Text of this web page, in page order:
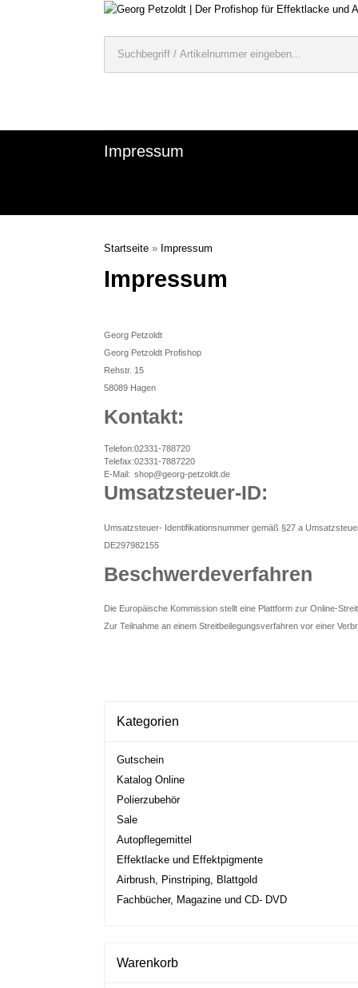
Impressum
Startseite » Impressum
Impressum
Georg Petzoldt
Georg Petzoldt Profishop
Rehstr. 15
58089 Hagen
Kontakt:
Telefon:02331-788720
Telefax:02331-7887220
E-Mail: shop@georg-petzoldt.de
Umsatzsteuer-ID:
Umsatzsteuer- Identifikationsnummer gemäß §27 a
DE297982155
Beschwerdeverfahren
Die Europäische Kommission stellt eine Plattform zur Online-
Zur Teilnahme an einem Streitbeilegungsverfahren vor einer
Kategorien
Gutschein
Katalog Online
Polierzubehör
Sale
Autopflegemittel
Effektlacke und Effektpigmente
Airbrush, Pinstriping, Blattgold
Fachbücher, Magazine und CD- DVD
Warenkorb